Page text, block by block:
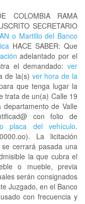
COLOMBIA RAMA
SECRETARIO
o Martillo del Banco
HACE SABER: Que
adelantado por el
el demandado: ver
de la(s) ver hora de la
que tenga lugar la
trata de un(a) Calle 19
de Valle
con folio de
placa del vehículo.
La licitación
cerrará pasada una
la que cubra el
o mueble, previa
serán consignados
Juzgado, en el Banco
con frecuencia y